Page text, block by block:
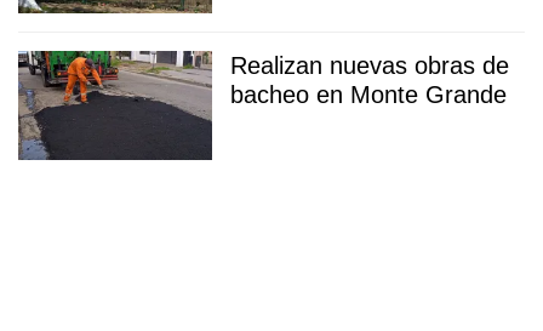
Realizan nuevas obras de
bacheo en Monte Grande